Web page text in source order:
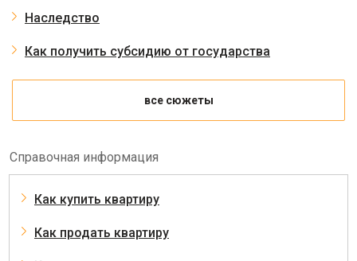
Наследство
Как получить субсидию от государства
все сюжеты
Справочная информация
Как купить квартиру
Как продать квартиру